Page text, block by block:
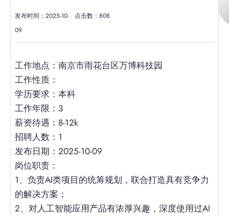
发布时间：2025-10-
09
点击数：808
工作地点：南京市雨花台区万博科技园
工作性质：
学历要求：本科
工作年限：3
薪资待遇：8-12k
招聘人数：1
发布日期：2025-10-09
岗位职责：
1、负责AI类项目的统筹规划，联合打造具有竞争力
的解决方案；
2、对人工智能应用产品有浓厚兴趣，深度使用过AI